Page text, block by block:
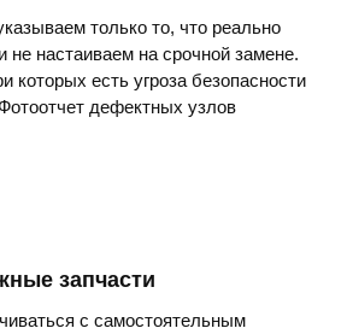
только то, что реально
не настаиваем на срочной замене.
которых есть угроза безопасности
дефектных узлов
запчасти
с самостоятельным